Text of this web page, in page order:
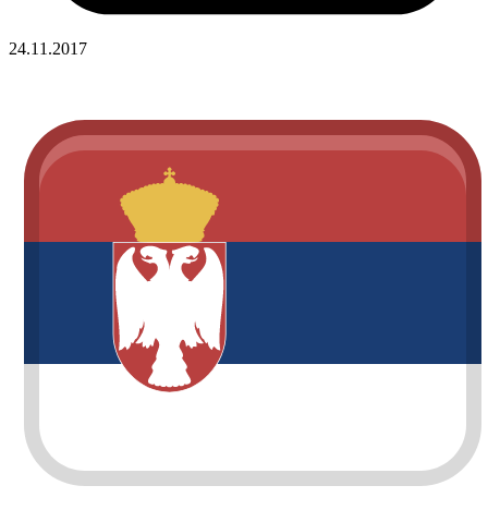
24.11.2017